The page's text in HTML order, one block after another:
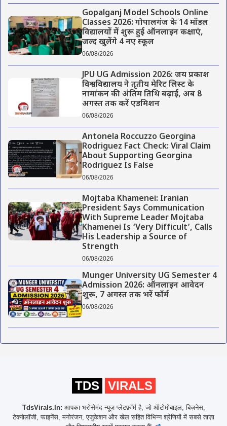
Gopalganj Model Schools Online
Classes 2026: गोपालगंज के 14 मॉडल
विद्यालयों में शुरू हुई ऑनलाइन कक्षाएं,
जल्द खुलेंगे 4 नए स्कूल
06/08/2026
JPU UG Admission 2026: जय प्रकाश
विश्वविद्यालय ने तृतीय मेरिट लिस्ट के
नामांकन की अंतिम तिथि बढ़ाई, अब 8
अगस्त तक करें एडमिशन
06/08/2026
Antonela Roccuzzo Georgina
Rodriguez Fact Check: Viral Claim
About Supporting Georgina
Rodriguez Is False
06/08/2026
Mojtaba Khamenei: Iranian
President Says Communication
With Supreme Leader Mojtaba
Khamenei Is ‘Very Difficult’, Calls
His Leadership a Source of
Strength
06/08/2026
Munger University UG Semester 4
Admission 2026: ऑनलाइन आवेदन
शुरू, 7 अगस्त तक भरें फॉर्म
06/08/2026
TDS VIRALS
TdsVirals.In: आपका भरोसेमंद न्यूज़ प्लेटफ़ॉर्म है, जो ऑटोमोबाइल, बिज़नेस,
टेक्नोलॉजी, फाइनेंस, मनोरंजन, एजुकेशन और खेल सहित विभिन्न श्रेणियों में सबसे ताज़ा